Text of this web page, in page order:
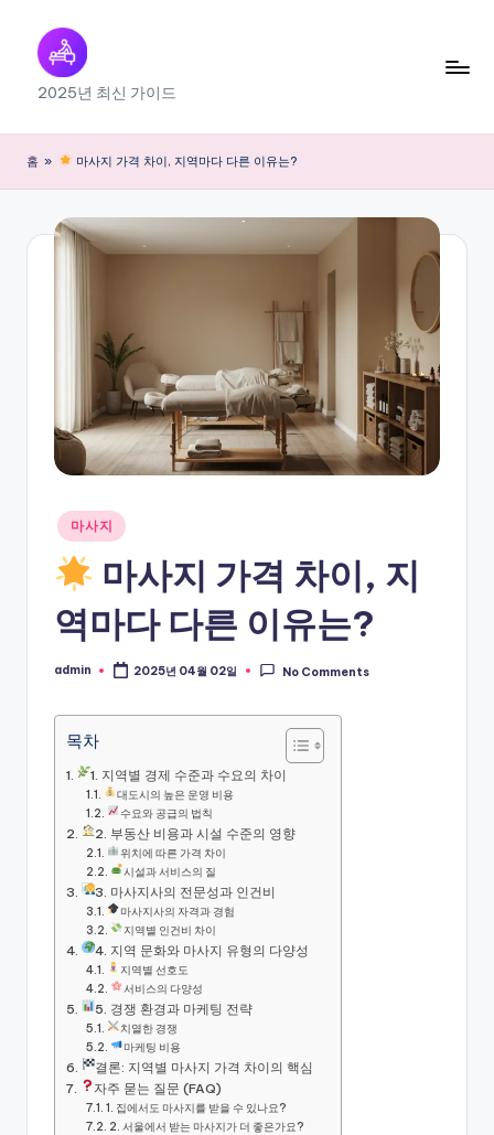
content
출
장
마
지
기
2025년 최신 가이드
홈 » 마사지 가격 차이, 지역마다 다른 이유는?
Posted
in
마사지
마사지 가격 차이, 지
역마다 다른 이유는?
Posted
admin 2025년 04월 02일 No Comments
목차
1. 지역별 경제 수준과 수요의 차이
대도시의 높은 운영 비용
수요와 공급의 법칙
2. 부동산 비용과 시설 수준의 영향
위치에 따른 가격 차이
시설과 서비스의 질
3. 마사지사의 전문성과 인건비
마사지사의 자격과 경험
지역별 인건비 차이
4. 지역 문화와 마사지 유형의 다양성
지역별 선호도
서비스의 다양성
5. 경쟁 환경과 마케팅 전략
치열한 경쟁
마케팅 비용
결론: 지역별 마사지 가격 차이의 핵심
자주 묻는 질문 (FAQ)
1. 집에서도 마사지를 받을 수 있나요?
2. 서울에서 받는 마사지가 더 좋은가요?